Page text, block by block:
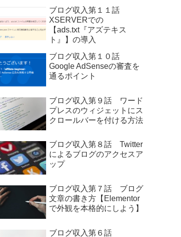
ブログ収入第１１話
XSERVERでの
【ads.txt『アズテキス
ト』】の導入
ブログ収入第１０話
Google AdSenseの審査を
通るポイント
ブログ収入第９話 ワード
プレスのウィジェットにス
クロールバーを付ける方法
ブログ収入第８話 Twitter
によるブログのアクセスア
ップ
ブログ収入第７話 ブログ
文章の書き方【Elementor
で外観を本格的にしよう】
ブログ収入第６話